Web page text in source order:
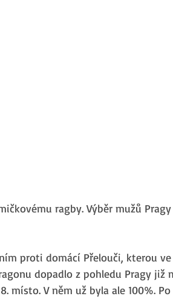
ragby. Výběr mužů
proti domácí Přelouči, kterou
dopadlo z pohledu Pragy již
místo. V něm už byla ale 100%.